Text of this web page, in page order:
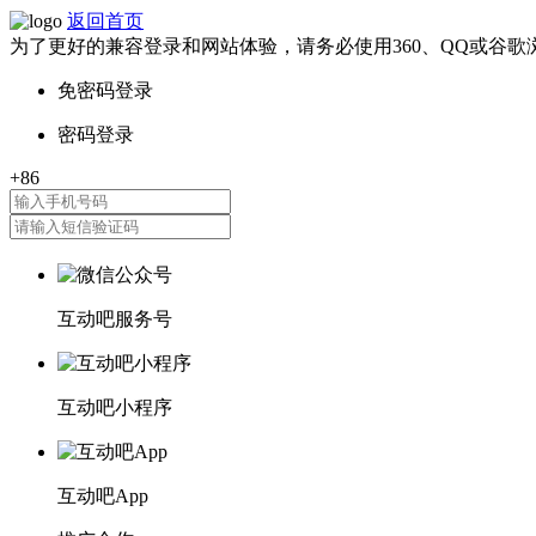
返回首页
为了更好的兼容登录和网站体验，请务必使用360、QQ或谷歌
互动吧服务号
互动吧小程序
互动吧App